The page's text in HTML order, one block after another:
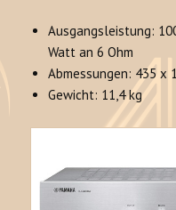
Ausgangsleistung:
Watt an 6 Ohm
Abmessungen: 435 x
Gewicht: 11,4 kg